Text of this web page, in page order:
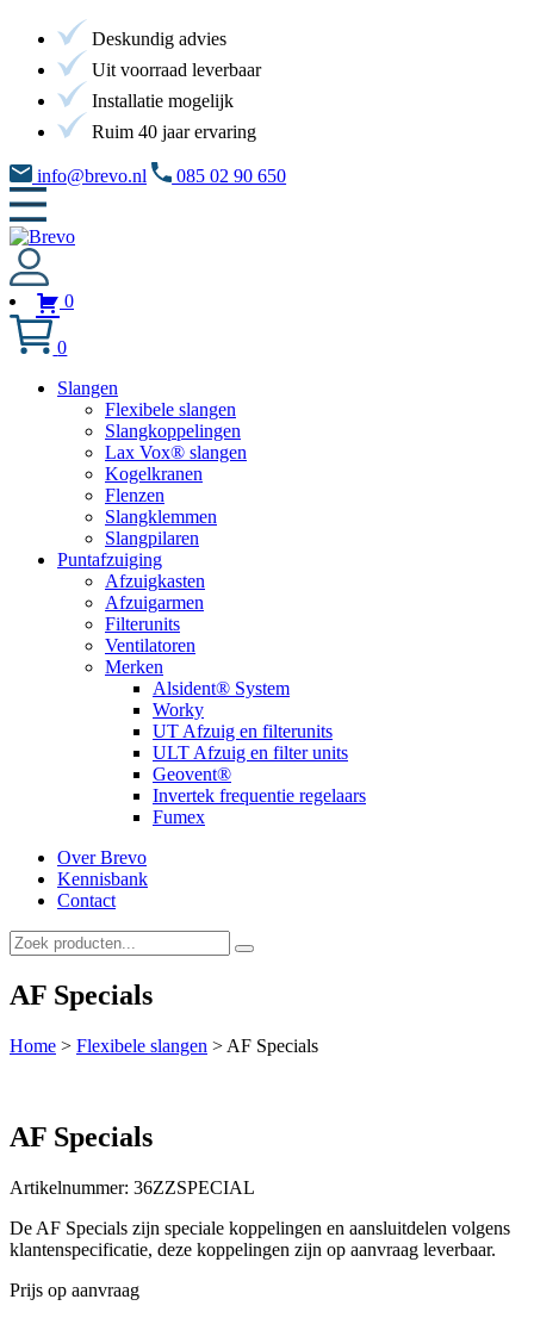
Deskundig advies
Uit voorraad leverbaar
Installatie mogelijk
Ruim 40 jaar ervaring
info@brevo.nl 085 02 90 650
0
0
Slangen
Flexibele slangen
Slangkoppelingen
Lax Vox® slangen
Kogelkranen
Flenzen
Slangklemmen
Slangpilaren
Puntafzuiging
Afzuigkasten
Afzuigarmen
Filterunits
Ventilatoren
Merken
Alsident® System
Worky
UT Afzuig en filterunits
ULT Afzuig en filter units
Geovent®
Invertek frequentie regelaars
Fumex
Over Brevo
Kennisbank
Contact
AF Specials
Home > Flexibele slangen > AF Specials
AF Specials
Artikelnummer: 36ZZSPECIAL
De AF Specials zijn speciale koppelingen en aansluitdelen volgens
klantenspecificatie, deze koppelingen zijn op aanvraag leverbaar.
Prijs op aanvraag